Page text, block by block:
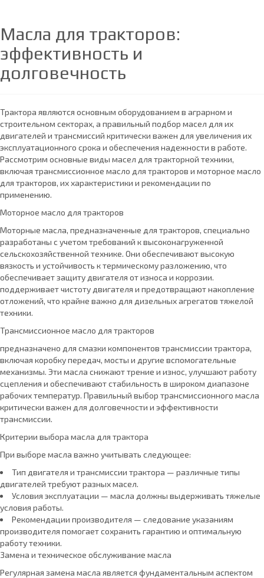
Масла для тракторов:
эффективность и
долговечность
Трактора являются основным оборудованием в аграрном и
строительном секторах, а правильный подбор масел для их
двигателей и трансмиссий критически важен для увеличения их
эксплуатационного срока и обеспечения надежности в работе.
Рассмотрим основные виды масел для тракторной техники,
включая трансмиссионное масло для тракторов и моторное масло
для тракторов, их характеристики и рекомендации по
применению.
Моторное масло для тракторов
Моторные масла, предназначенные для тракторов, специально
разработаны с учетом требований к высоконагруженной
сельскохозяйственной технике. Они обеспечивают высокую
вязкость и устойчивость к термическому разложению, что
обеспечивает защиту двигателя от износа и коррозии.
поддерживает чистоту двигателя и предотвращают накопление
отложений, что крайне важно для дизельных агрегатов тяжелой
техники.
Трансмиссионное масло для тракторов
предназначено для смазки компонентов трансмиссии трактора,
включая коробку передач, мосты и другие вспомогательные
механизмы. Эти масла снижают трение и износ, улучшают работу
сцепления и обеспечивают стабильность в широком диапазоне
рабочих температур. Правильный выбор трансмиссионного масла
критически важен для долговечности и эффективности
трансмиссии.
Критерии выбора масла для трактора
При выборе масла важно учитывать следующее:
Тип двигателя и трансмиссии трактора — различные типы
двигателей требуют разных масел.
Условия эксплуатации — масла должны выдерживать тяжелые
условия работы.
Рекомендации производителя — следование указаниям
производителя помогает сохранить гарантию и оптимальную
работу техники.
Замена и техническое обслуживание масла
Регулярная замена масла является фундаментальным аспектом